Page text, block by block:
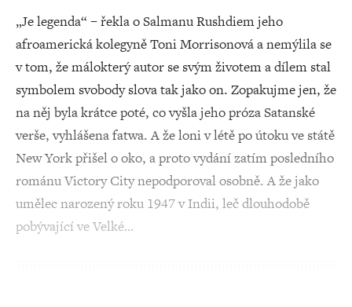
„Je legenda“ – řekla o Salmanu Rushdiem jeho
afroamerická kolegyně Toni Morrisonová a nemýlila se
v tom, že málokterý autor se svým životem a dílem stal
symbolem svobody slova tak jako on. Zopakujme jen, že
na něj byla krátce poté, co vyšla jeho próza Satanské
verše, vyhlášena fatwa. A že loni v létě po útoku ve státě
New York přišel o oko, a proto vydání zatím posledního
románu Victory City nepodporoval osobně. A že jako
umělec narozený roku 1947 v Indii, leč dlouhodobě
pobývající ve Velké…